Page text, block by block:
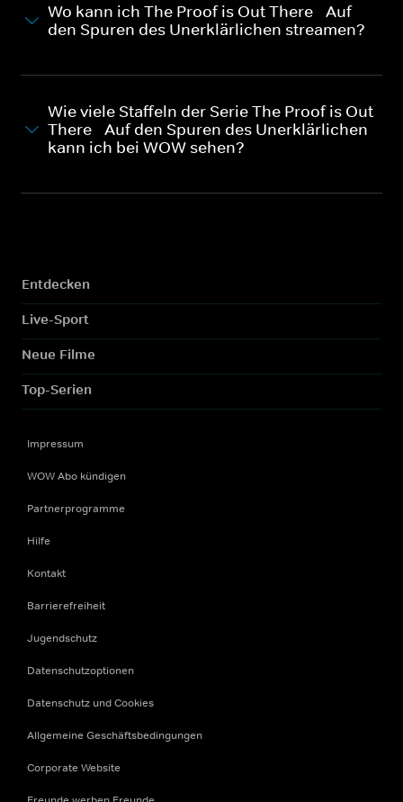
Wo kann ich The Proof is Out There - Auf
den Spuren des Unerklärlichen streamen?
Wie viele Staffeln der Serie The Proof is Out
There - Auf den Spuren des Unerklärlichen
kann ich bei WOW sehen?
Entdecken
Live-Sport
Neue Filme
Top-Serien
Impressum
WOW Abo kündigen
Partnerprogramme
Hilfe
Kontakt
Barrierefreiheit
Jugendschutz
Datenschutzoptionen
Datenschutz und Cookies
Allgemeine Geschäftsbedingungen
Corporate Website